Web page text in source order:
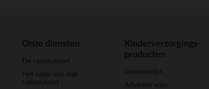
Onze diensten
De cadeaukaart
Het saldo van mijn
cadeaukaart
Kinderverzorgings-
producten
Geboortelijst
Adviezen voor